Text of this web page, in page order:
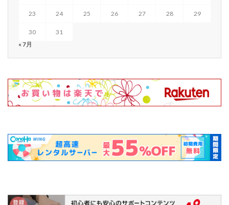
23 24 25 26 27 28 29
30
31
« 7月